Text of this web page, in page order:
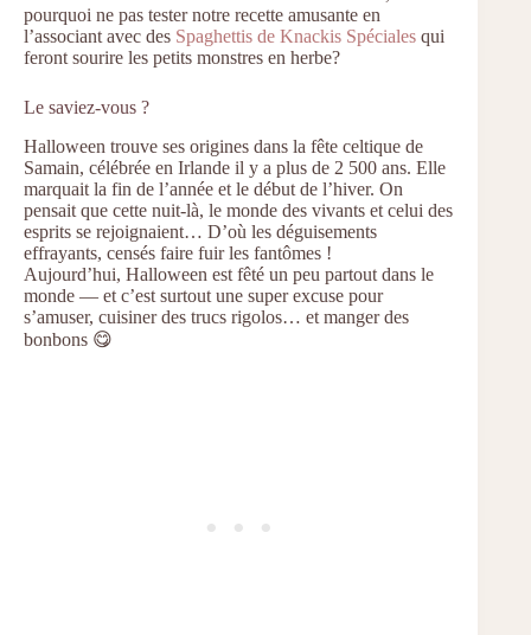
pourquoi ne pas tester notre recette amusante en
l’associant avec des Spaghettis de Knackis Spéciales qui
feront sourire les petits monstres en herbe?
Le saviez-vous ?
Halloween trouve ses origines dans la fête celtique de
Samain, célébrée en Irlande il y a plus de 2 500 ans. Elle
marquait la fin de l’année et le début de l’hiver. On
pensait que cette nuit-là, le monde des vivants et celui des
esprits se rejoignaient… D’où les déguisements
effrayants, censés faire fuir les fantômes !
Aujourd’hui, Halloween est fêté un peu partout dans le
monde — et c’est surtout une super excuse pour
s’amuser, cuisiner des trucs rigolos… et manger des
bonbons 😋